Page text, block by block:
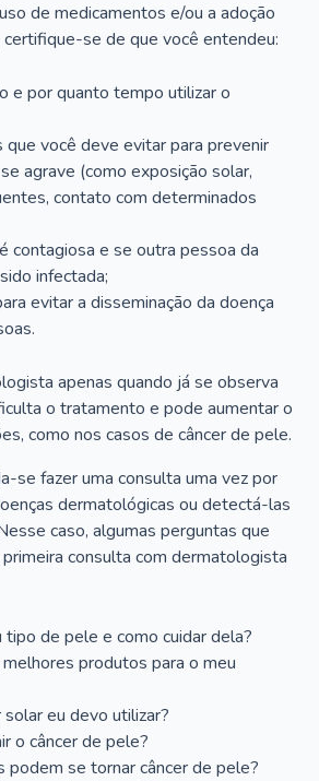
de medicamentos e/ou a adoção
se de que você entendeu:
e por quanto tempo utilizar o
que você deve evitar para prevenir
agrave (como exposição solar,
contato com determinados
contagiosa e se outra pessoa da
infectada;
evitar a disseminação da doença
apenas quando já se observa
o tratamento e pode aumentar o
como nos casos de câncer de pele.
se fazer uma consulta uma vez por
dermatológicas ou detectá-las
caso, algumas perguntas que
consulta com dermatologista
tipo de pele e como cuidar dela?
produtos para o meu
eu devo utilizar?
o câncer de pele?
podem se tornar câncer de pele?